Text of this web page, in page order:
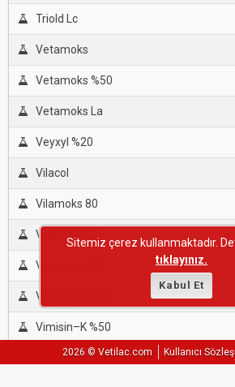
Triold Lc
Vetamoks
Vetamoks %50
Vetamoks La
Veyxyl %20
Vilacol
Vilamoks 80
Vilamoks La
Vimisin-K %80
Vimisin–B %70
Vimisin–K %50
2026 © Vetilac.com Kullanıcı
Sitemiz çerez kullanmaktadır.
tıklayınız.
Kabul Et